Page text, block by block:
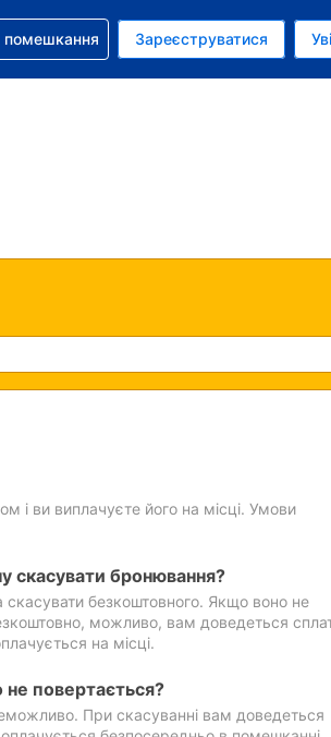
Долар США
Українською
бронюванням
помешкання Зареєструватися
і ви виплачуєте його на місці. Умови
скасувати бронювання?
безкоштовного. Якщо воно не
можливо, вам доведеться
на місці.
не повертається?
При скасуванні вам доведеться